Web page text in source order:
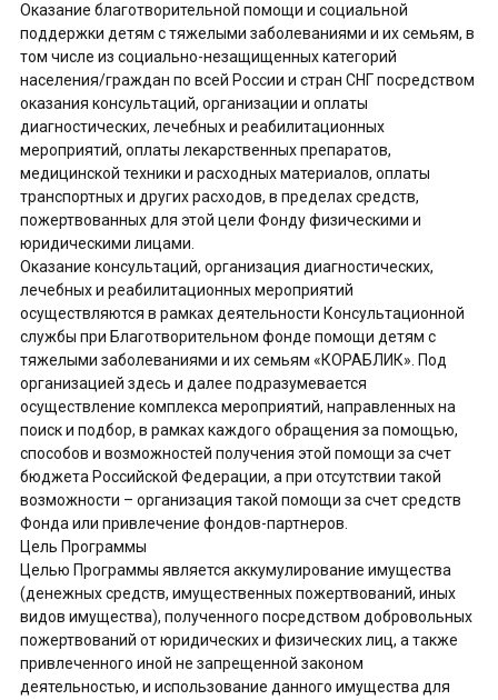
Оказание благотворительной помощи и социальной
поддержки детям с тяжелыми заболеваниями и их семьям, в
том числе из социально-незащищенных категорий
населения/граждан по всей России и стран СНГ посредством
оказания консультаций, организации и оплаты
диагностических, лечебных и реабилитационных
мероприятий, оплаты лекарственных препаратов,
медицинской техники и расходных материалов, оплаты
транспортных и других расходов, в пределах средств,
пожертвованных для этой цели Фонду физическими и
юридическими лицами.
Оказание консультаций, организация диагностических,
лечебных и реабилитационных мероприятий
осуществляются в рамках деятельности Консультационной
службы при Благотворительном фонде помощи детям с
тяжелыми заболеваниями и их семьям «КОРАБЛИК». Под
организацией здесь и далее подразумевается
осуществление комплекса мероприятий, направленных на
поиск и подбор, в рамках каждого обращения за помощью,
способов и возможностей получения этой помощи за счет
бюджета Российской Федерации, а при отсутствии такой
возможности – организация такой помощи за счет средств
Фонда или привлечение фондов-партнеров.
Цель Программы
Целью Программы является аккумулирование имущества
(денежных средств, имущественных пожертвований, иных
видов имущества), полученного посредством добровольных
пожертвований от юридических и физических лиц, а также
привлеченного иной не запрещенной законом
деятельностью, и использование данного имущества для